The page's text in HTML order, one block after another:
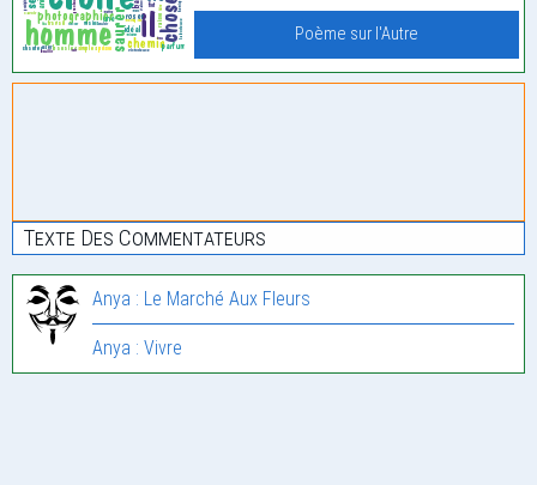
Poème sur l'Autre
Texte Des Commentateurs
Anya : Le Marché Aux Fleurs
Anya : Vivre